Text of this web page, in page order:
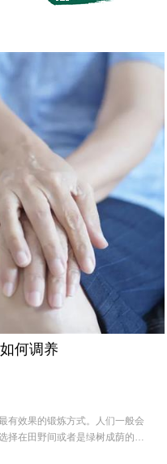
何调养
有效果的锻炼方式。人们一般会
择在田野间或者是绿树成荫的地